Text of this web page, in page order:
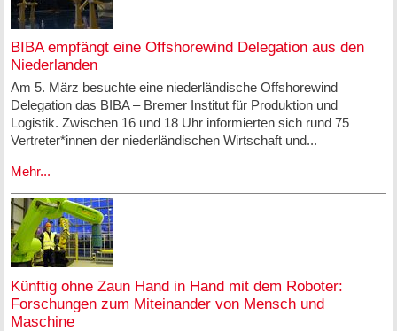
BIBA empfängt eine Offshorewind Delegation aus den
Niederlanden
Am 5. März besuchte eine niederländische Offshorewind
Delegation das BIBA – Bremer Institut für Produktion und
Logistik. Zwischen 16 und 18 Uhr informierten sich rund 75
Vertreter*innen der niederländischen Wirtschaft und...
Mehr...
Künftig ohne Zaun Hand in Hand mit dem Roboter:
Forschungen zum Miteinander von Mensch und
Maschine